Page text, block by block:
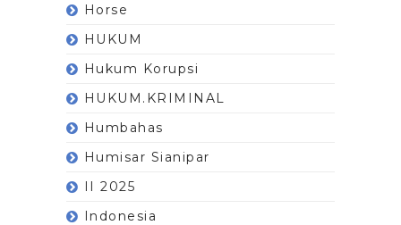
Horse
HUKUM
Hukum Korupsi
HUKUM.KRIMINAL
Humbahas
Humisar Sianipar
II 2025
Indonesia